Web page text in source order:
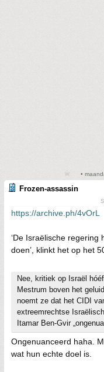
•
Frozen-assassin
https://archive.ph/4vOrL
‘De Israëlische regering
doen’, klinkt het op het
Nee, kritiek op Israël
Mestrum boven het
noemt ze dat het CIDI
extreemrechtse
Itamar Ben-Gvir
Ongenuanceerd haha.
wat hun echte doel is.